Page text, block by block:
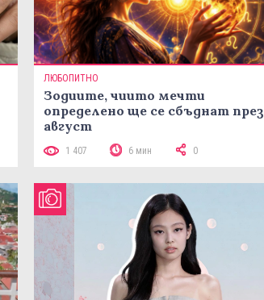
ЛЮБОПИТНО
Зодиите, чиито мечти
определено ще се сбъднат през
август
1 407 6 мин 0